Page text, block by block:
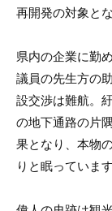
再開発の対象と
県内の企業に勤
議員の先生方の
設交渉は難航。
の地下通路の片
果となり、本物
りと眠っています